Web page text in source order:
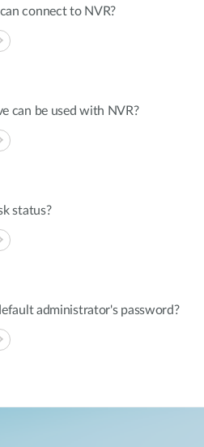
connect to NVR?
can be used with NVR?
status?
administrator's password?